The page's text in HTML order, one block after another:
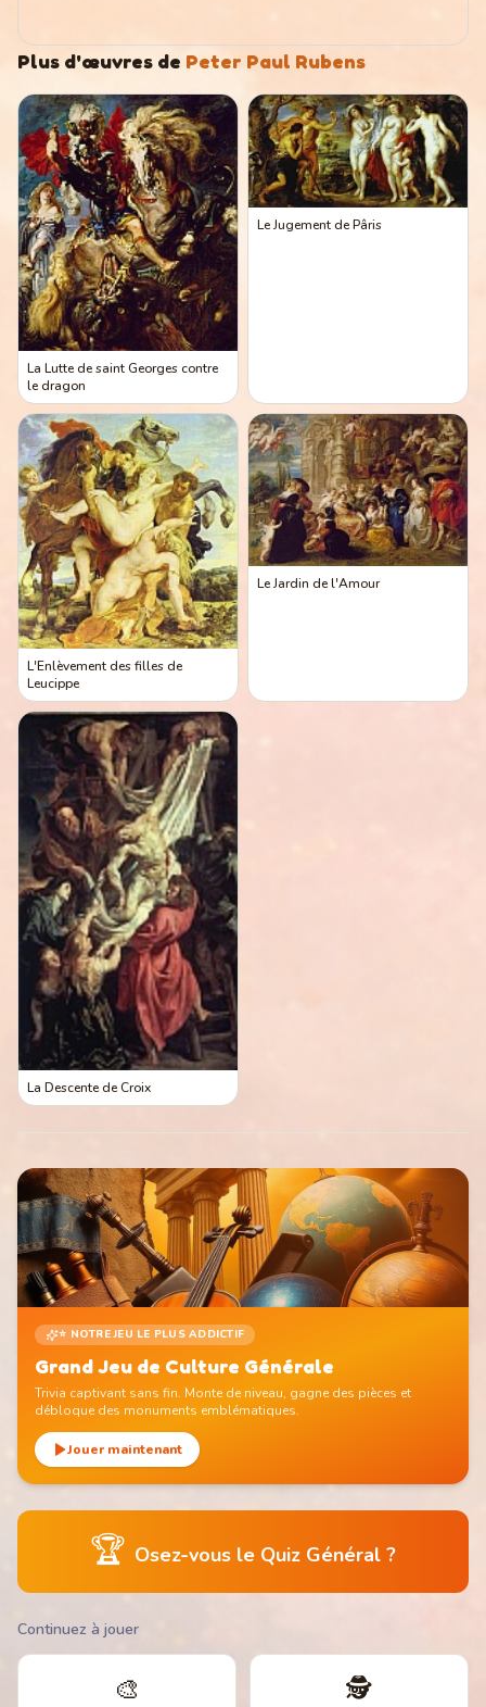
Plus d'œuvres de Peter Paul Rubens
La Lutte de saint Georges contre
le dragon
Le Jugement de Pâris
L'Enlèvement des filles de
Leucippe
Le Jardin de l'Amour
La Descente de Croix
⭐ NOTRE JEU LE PLUS ADDICTIF
Grand Jeu de Culture Générale
Trivia captivant sans fin. Monte de niveau, gagne des pièces et
débloque des monuments emblématiques.
Jouer maintenant
🏆 Osez-vous le Quiz Général ?
Continuez à jouer
🎨 🕵️